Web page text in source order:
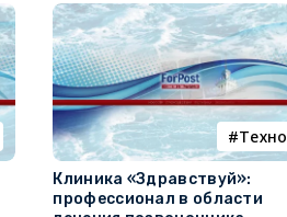
Tехно
Клиника «Здравствуй»:
профессионал в области